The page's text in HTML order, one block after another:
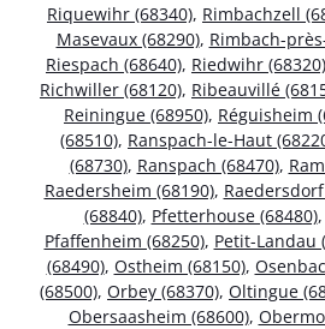
Riquewihr (68340), Rimbachzell
Masevaux (68290), Rimbach-
Riespach (68640), Riedwihr (68320)
Richwiller (68120), Ribeauvillé
Reiningue (68950), Réguisheim
(68510), Ranspach-le-Haut
(68730), Ranspach (68470),
Raedersheim (68190),
(68840), Pfetterhouse (68480),
Pfaffenheim (68250), Petit-Landau
(68490), Ostheim (68150),
(68500), Orbey (68370), Oltingue
Obersaasheim (68600),